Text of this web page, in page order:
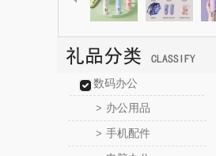
数码办公
> 办公用品
> 手机配件